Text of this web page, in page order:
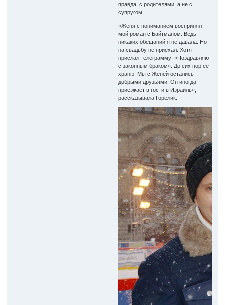
правда, с родителями, а не с
супругом.
«Женя с пониманием воспринял
мой роман с Байтманом. Ведь
никаких обещаний я не давала. Но
на свадьбу не приехал. Хотя
прислал телеграмму: «Поздравляю
с законным браком». До сих пор ее
храню. Мы с Женей остались
добрыми друзьями. Он иногда
приезжает в гости в Израиль», —
рассказывала Горелик.